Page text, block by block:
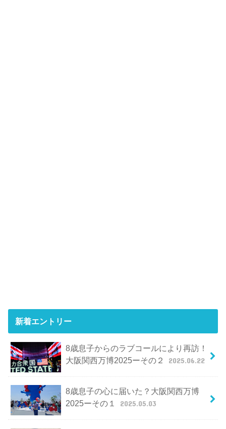
新着エントリー
8歳息子からのラブコールにより再訪！
大阪関西万博2025ーその２
2025.06.22
8歳息子の心に届いた？大阪関西万博
2025ーその１
2025.05.03